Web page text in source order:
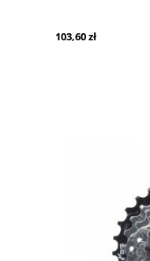
103,60 zł